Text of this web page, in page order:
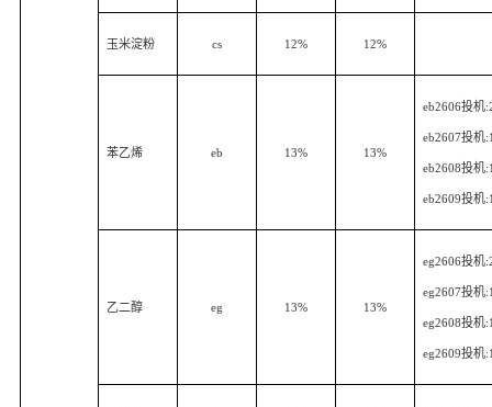
玉米淀粉 cs 12% 12%
苯乙烯 eb 13% 13%
eb2606投机
eb2607投机
eb2608投机
eb2609投机
乙二醇 eg 13% 13%
eg2606投机
eg2607投机
eg2608投机
eg2609投机